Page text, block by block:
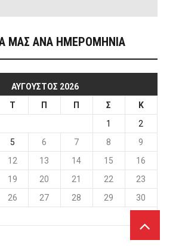
ΜΑΣ ΑΝΑ ΗΜΕΡΟΜΗΝΙΑ
ΑΎΓΟΥΣΤΟΣ 2026
Τ Π Π Σ
Κ
1
2
5 6 7 8
9
12 13 14 15
16
19 20 21 22
23
26 27 28 29
30